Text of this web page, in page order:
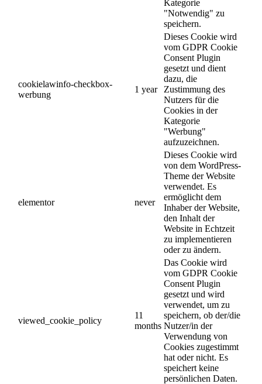
Kategorie
"Notwendig" zu
speichern.
cookielawinfo-checkbox-
werbung
1 year
Dieses Cookie wird
vom GDPR Cookie
Consent Plugin
gesetzt und dient
dazu, die
Zustimmung des
Nutzers für die
Cookies in der
Kategorie
"Werbung"
aufzuzeichnen.
elementor never
Dieses Cookie wird
von dem WordPress-
Theme der Website
verwendet. Es
ermöglicht dem
Inhaber der Website,
den Inhalt der
Website in Echtzeit
zu implementieren
oder zu ändern.
viewed_cookie_policy
11
months
Das Cookie wird
vom GDPR Cookie
Consent Plugin
gesetzt und wird
verwendet, um zu
speichern, ob der/die
Nutzer/in der
Verwendung von
Cookies zugestimmt
hat oder nicht. Es
speichert keine
persönlichen Daten.